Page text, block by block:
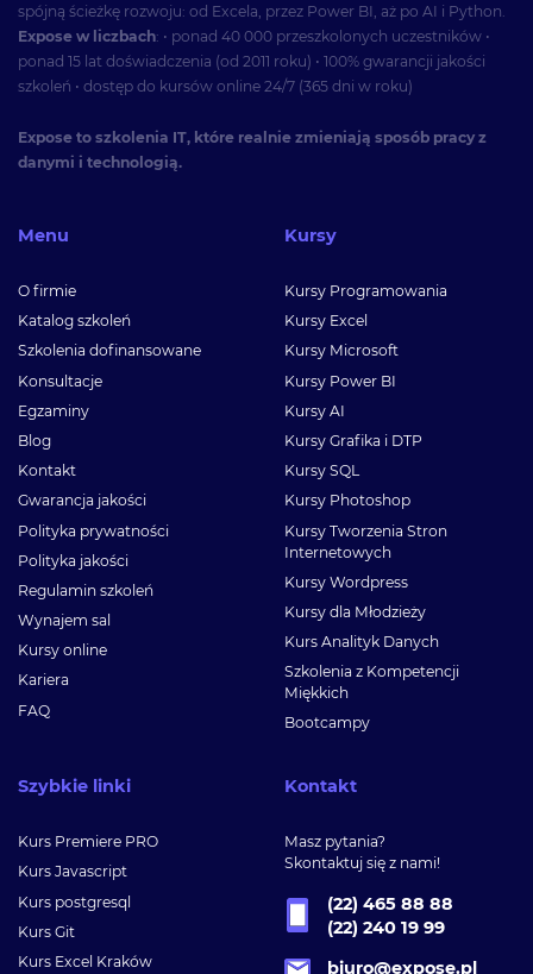
spójną ścieżkę rozwoju: od Excela, przez Power BI, aż po AI i Python.
Expose w liczbach: • ponad 40 000 przeszkolonych uczestników •
ponad 15 lat doświadczenia (od 2011 roku) • 100% gwarancji jakości
szkoleń • dostęp do kursów online 24/7 (365 dni w roku)
Expose to szkolenia IT, które realnie zmieniają sposób pracy z
danymi i technologią.
Menu
O firmie
Katalog szkoleń
Szkolenia dofinansowane
Konsultacje
Egzaminy
Blog
Kontakt
Gwarancja jakości
Polityka prywatności
Polityka jakości
Regulamin szkoleń
Wynajem sal
Kursy online
Kariera
FAQ
Kursy
Kursy Programowania
Kursy Excel
Kursy Microsoft
Kursy Power BI
Kursy AI
Kursy Grafika i DTP
Kursy SQL
Kursy Photoshop
Kursy Tworzenia Stron
Internetowych
Kursy Wordpress
Kursy dla Młodzieży
Kurs Analityk Danych
Szkolenia z Kompetencji
Miękkich
Bootcampy
Szybkie linki
Kurs Premiere PRO
Kurs Javascript
Kurs postgresql
Kurs Git
Kurs Excel Kraków
Kontakt
Masz pytania?
Skontaktuj się z nami!
(22) 465 88 88
(22) 240 19 99
biuro@expose.pl